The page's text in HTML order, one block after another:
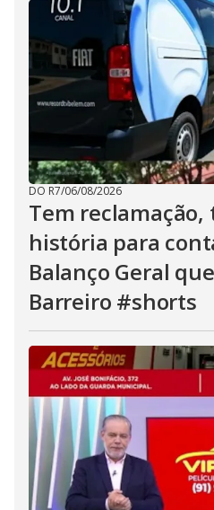
DO R7/06/08/2026
Tem
história para
Balanço Geral
Barreiro #shorts